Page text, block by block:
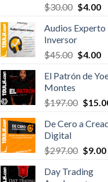
$30.00 Original
was:
$30.00.
$4.00
is:
Audios Experto
Inversor
$45.00 Original
was:
$4.00
El Patrón de
Montes
$197.00
was:
$
De Cero a
Digital
$297.00
was:
$9.00
Day Trading